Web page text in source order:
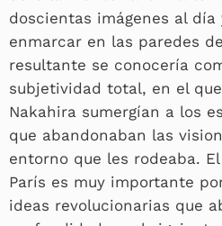
doscientas imágenes al
enmarcar en las paredes
resultante se conocería
subjetividad total, en el
Nakahira sumergían a los
que abandonaban las
entorno que les rodeaba.
París es muy importante
ideas revolucionarias que